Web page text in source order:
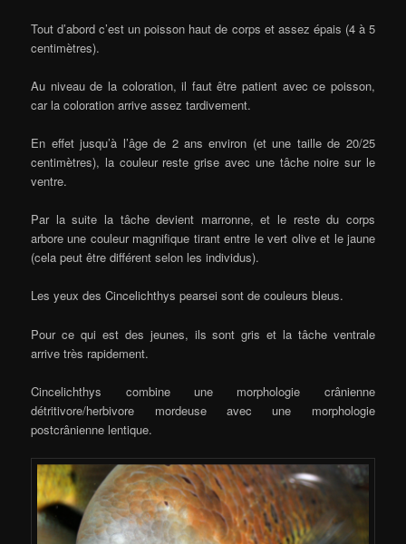
Tout d’abord c’est un poisson haut de corps et assez épais (4 à 5
centimètres).
Au niveau de la coloration, il faut être patient avec ce poisson,
car la coloration arrive assez tardivement.
En effet jusqu’à l’âge de 2 ans environ (et une taille de 20/25
centimètres), la couleur reste grise avec une tâche noire sur le
ventre.
Par la suite la tâche devient marronne, et le reste du corps
arbore une couleur magnifique tirant entre le vert olive et le jaune
(cela peut être différent selon les individus).
Les yeux des Cincelichthys pearsei sont de couleurs bleus.
Pour ce qui est des jeunes, ils sont gris et la tâche ventrale
arrive très rapidement.
Cincelichthys combine une morphologie crânienne
détritivore/herbivore mordeuse avec une morphologie
postcrânienne lentique.